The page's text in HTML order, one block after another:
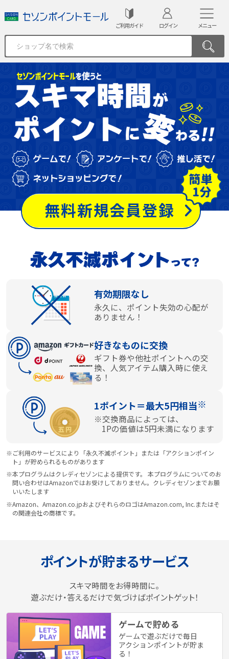
ご利用ガイド ログイン メニュー
無料新規会員登録
有効期限なし
永久に、ポイント失効の心配が
ありません！
好きなものに交換
ギフト券や他社ポイントへの交
換、人気アイテム購入時に使え
る！
1ポイント＝最大5円相当※
※交換商品によっては、
1Pの価値は5円未満になります
※ご利用のサービスにより「永久不滅ポイント」または「アクションポイン
ト」が貯められるものがあります
※本プログラムはクレディセゾンによる提供です。 本プログラムについてのお
問い合わせはAmazonではお受けしておりません。クレディセゾンまでお願
いいたします
※Amazon、Amazon.co.jpおよびそれらのロゴはAmazon.com, Inc.またはそ
の関連会社の商標です。
ポイントが貯まるサービス
スキマ時間をお得時間に。
遊ぶだけ・答えるだけで気づけばポイントゲット！
ゲームで貯める
ゲームで遊ぶだけで毎日
アクションポイントが貯ま
る！